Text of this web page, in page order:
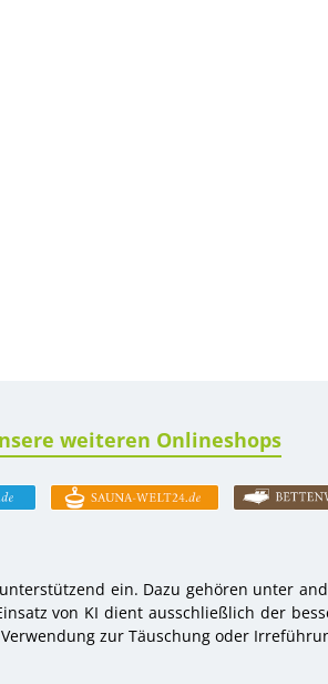
weiteren Onlineshops
ein. Dazu gehören unter
von KI dient ausschließlich der
zur Täuschung oder